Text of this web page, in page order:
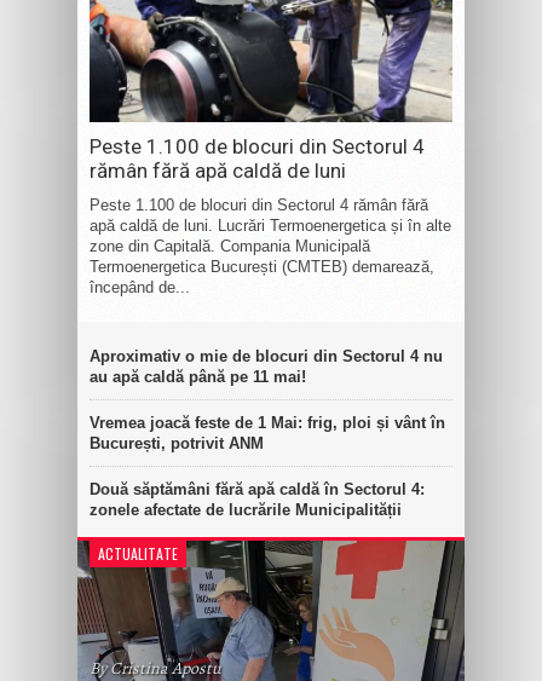
Peste 1.100 de blocuri din Sectorul 4
rămân fără apă caldă de luni
Peste 1.100 de blocuri din Sectorul 4 rămân fără
apă caldă de luni. Lucrări Termoenergetica și în alte
zone din Capitală. Compania Municipală
Termoenergetica București (CMTEB) demarează,
începând de...
Aproximativ o mie de blocuri din Sectorul 4 nu
au apă caldă până pe 11 mai!
Vremea joacă feste de 1 Mai: frig, ploi și vânt în
București, potrivit ANM
Două săptămâni fără apă caldă în Sectorul 4:
zonele afectate de lucrările Municipalității
ACTUALITATE
By Cristina Apostu